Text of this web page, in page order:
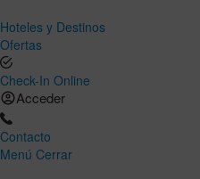
Hoteles y Destinos
Ofertas
Check-In Online
Acceder
Contacto
Menú Cerrar